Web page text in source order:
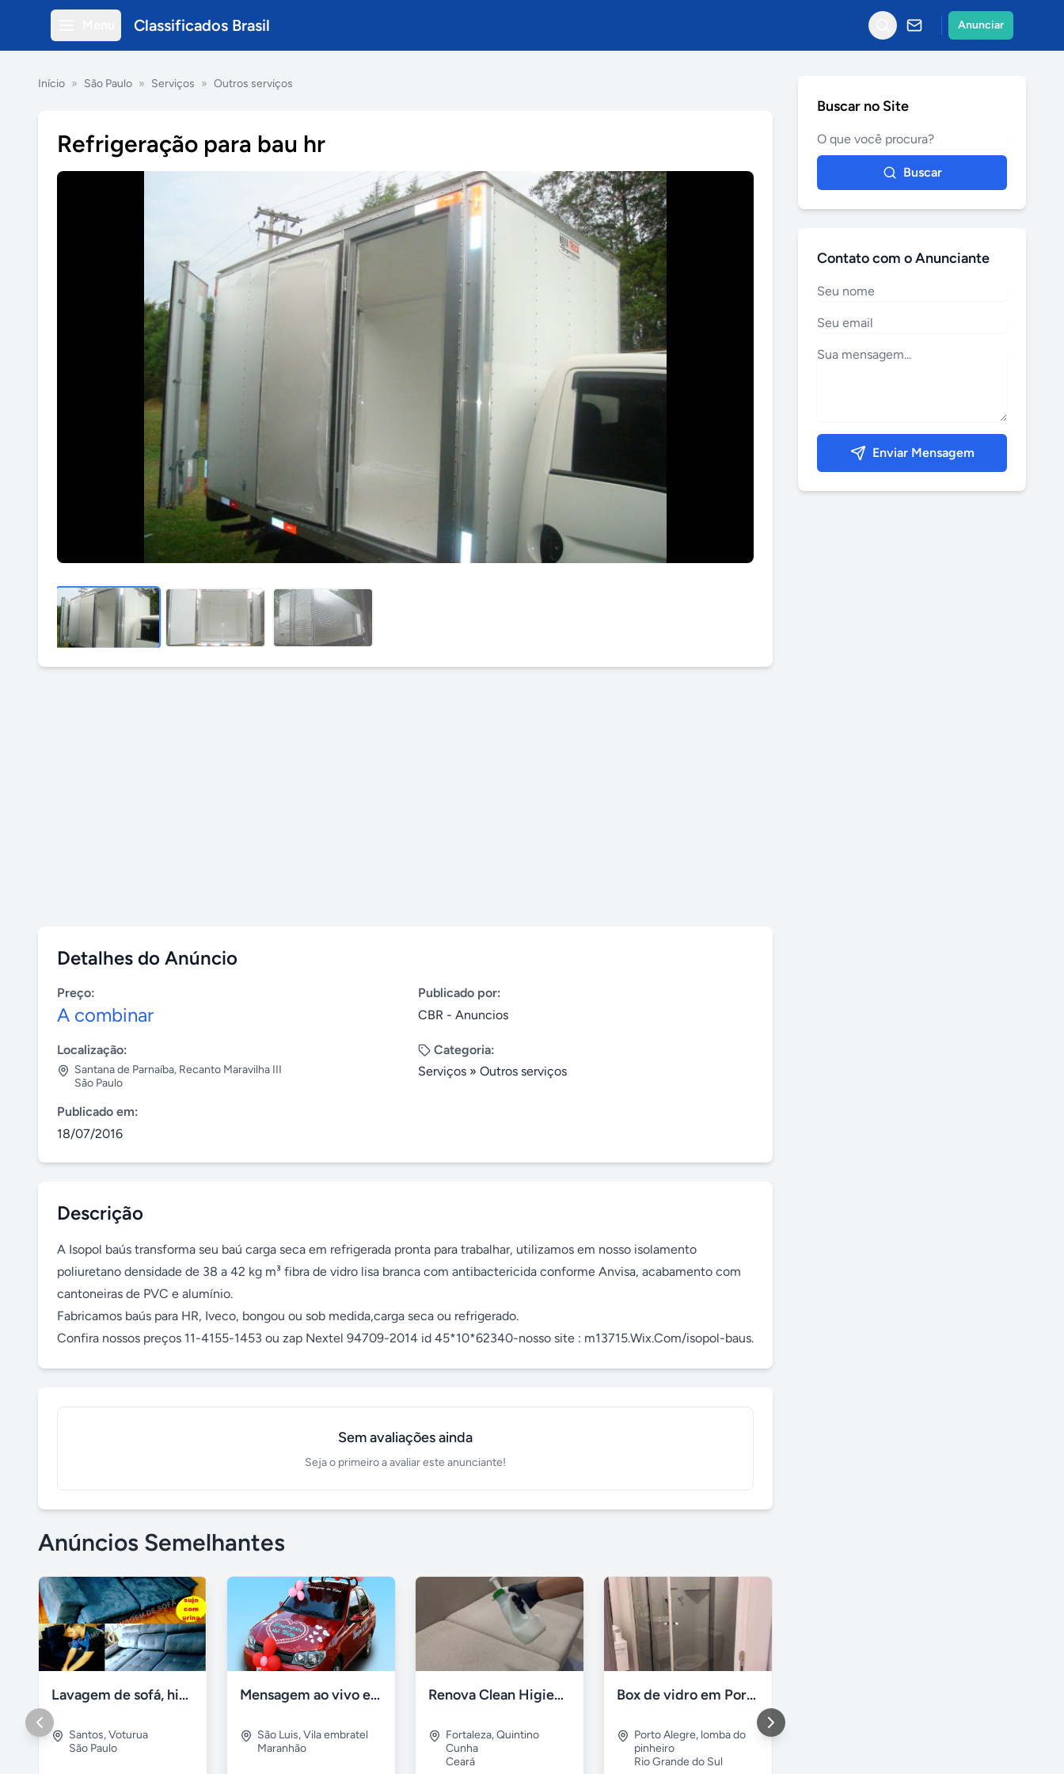
Classificados Brasil Anunciar
Início » São Paulo » Serviços » Outros serviços
Refrigeração para bau hr
Detalhes do Anúncio
Preço:
A combinar
Publicado por:
CBR - Anuncios
Localização:
Santana de Parnaíba, Recanto Maravilha III
São Paulo
Categoria:
Serviços » Outros serviços
Publicado em:
18/07/2016
Descrição
A Isopol baús transforma seu baú carga seca em refrigerada pronta para trabalhar, utilizamos em nosso isolamento
poliuretano densidade de 38 a 42 kg m³ fibra de vidro lisa branca com antibactericida conforme Anvisa, acabamento com
cantoneiras de PVC e alumínio.
Fabricamos baús para HR, Iveco, bongou ou sob medida,carga seca ou refrigerado.
Confira nossos preços 11-4155-1453 ou zap Nextel 94709-2014 id 45*10*62340-nosso site : m13715.Wix.Com/isopol-baus.
Sem avaliações ainda
Seja o primeiro a avaliar este anunciante!
Anúncios Semelhantes
Lavagem de sofá, higienização sofá, Impermeabilização
Santos,Voturua
São Paulo
Mensagem ao vivo em carro de som
São Luis,Vila embratel
Maranhão
Renova Clean Higienização Premium de Estofados
Fortaleza,Quintino
Cunha
Ceará
Box de vidro em Porto Alegre
Porto Alegre, lomba do
pinheiro
Rio Grande do Sul
Buscar no Site
Buscar
Contato com o Anunciante
Enviar Mensagem